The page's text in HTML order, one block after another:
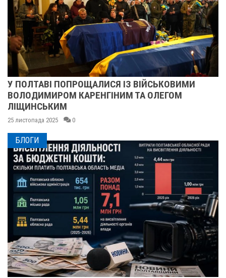
У ПОЛТАВІ ПОПРОЩАЛИСЯ ІЗ ВІЙСЬКОВИМИ
ВОЛОДИМИРОМ КАРЕНГІНИМ ТА ОЛЕГОМ
ЛІЩИНСЬКИМ
25 листопада 2025 0
БЛОГИ